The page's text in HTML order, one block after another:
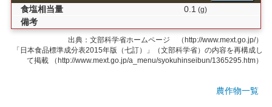
食塩相当量 0.1 (g)
備考
出典：文部科学省ホームページ （http://www.mext.go.jp/）
「日本食品標準成分表2015年版（七訂）」（文部科学省）の内容を再構成し
て掲載 （http://www.mext.go.jp/a_menu/syokuhinseibun/1365295.htm）
農作物一覧